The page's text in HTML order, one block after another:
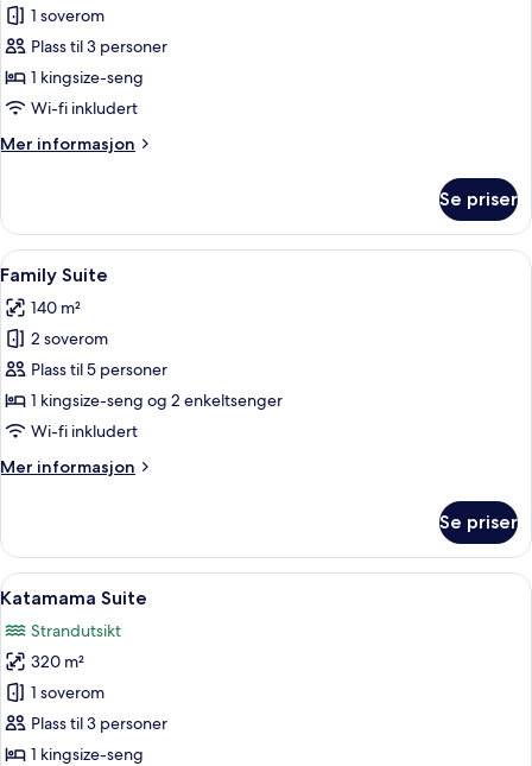
av
Pool
Suite
1 soverom
Plass til 3 personer
1 kingsize-seng
Wi-fi inkludert
Mer informasjon
Mer
Suite
Se priser
Åpne
alle
bildene
av
Family
Suite
Family Suite | Sengetøy av topp
12
Family Suite
140 m²
2 soverom
Plass til 5 personer
1 kingsize-seng og 2 enkeltsenger
Wi-fi inkludert
Mer informasjon
Mer
Suite
Se priser
Åpne
alle
bildene
av
Katamama
Suite
12
Katamama Suite
Strandutsikt
320 m²
1 soverom
Plass til 3 personer
1 kingsize-seng